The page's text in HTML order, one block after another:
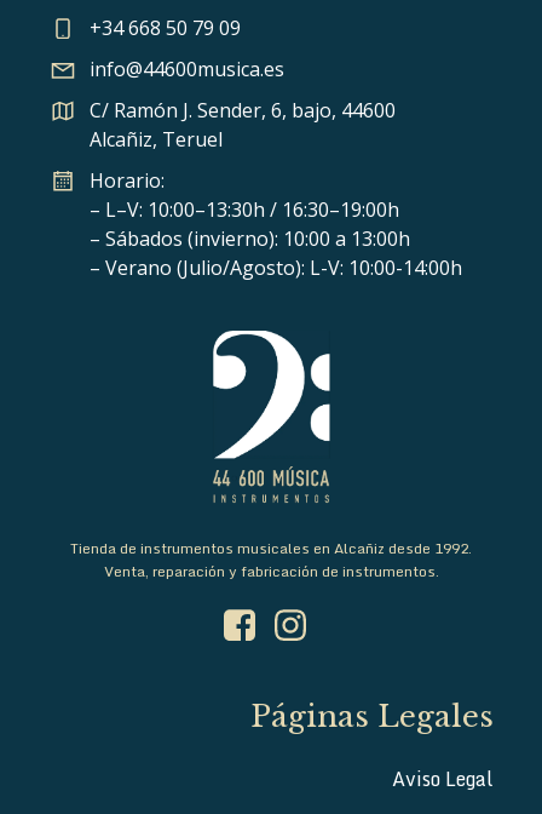
+34 668 50 79 09
info@44600musica.es
C/ Ramón J. Sender, 6, bajo, 44600
Alcañiz, Teruel
Horario:
– L–V: 10:00–13:30h / 16:30–19:00h
– Sábados (invierno): 10:00 a 13:00h
– Verano (Julio/Agosto): L-V: 10:00-14:00h
Tienda de instrumentos musicales en Alcañiz desde 1992.
Venta, reparación y fabricación de instrumentos.
Páginas Legales
Aviso Legal